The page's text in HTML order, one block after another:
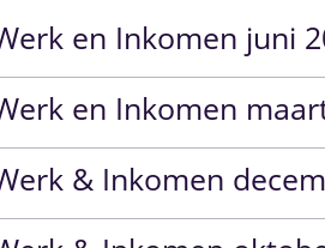
en Inkomen juni
en Inkomen
& Inkomen